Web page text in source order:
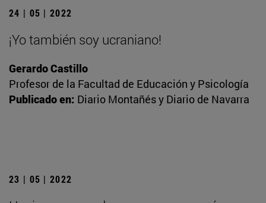
24 | 05 | 2022
¡Yo también soy ucraniano!
Gerardo Castillo
Profesor de la Facultad de Educación y Psicología
Publicado en: Diario Montañés y Diario de Navarra
23 | 05 | 2022